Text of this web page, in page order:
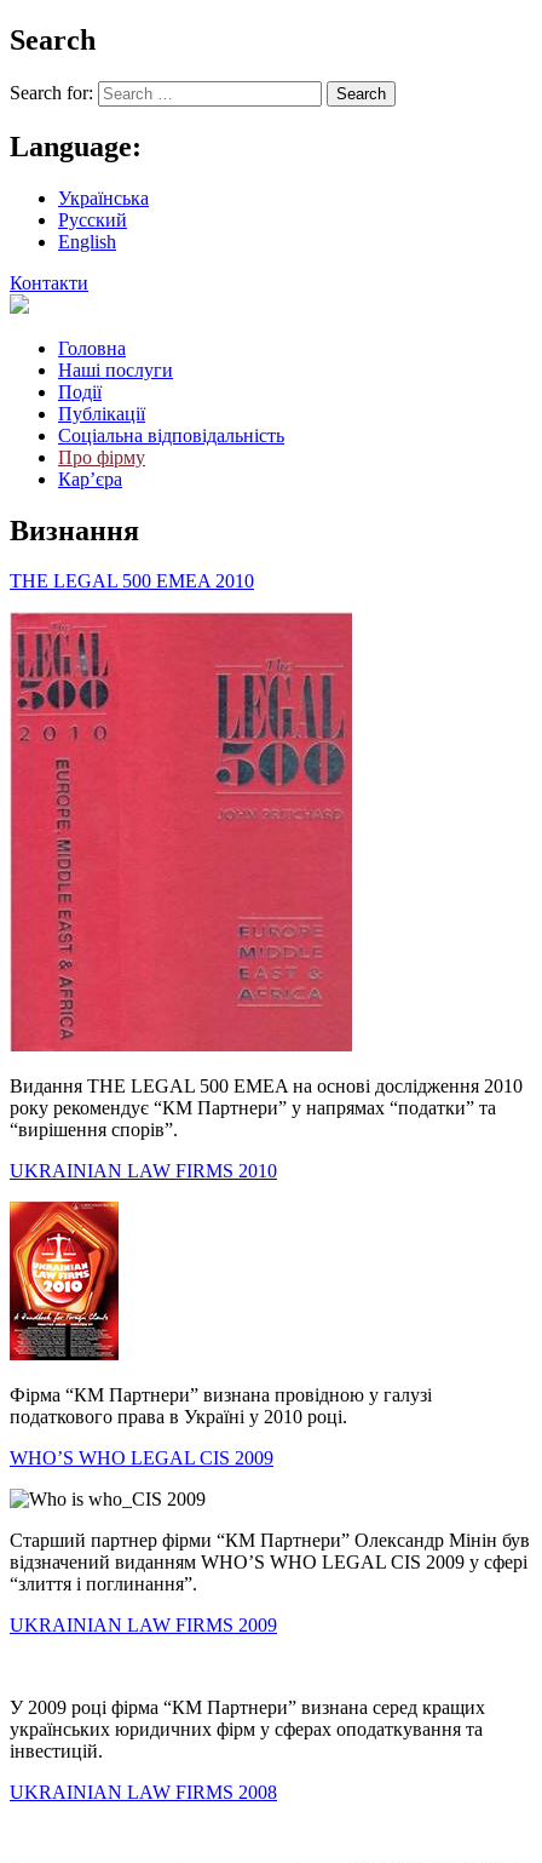
Search
Search for:
Language:
Українська
Русский
English
Контакти
Головна
Наші послуги
Події
Публікації
Соціальна відповідальність
Про фiрму
Кар’єра
Визнання
THE LEGAL 500 EMEA 2010
Видання THE LEGAL 500 EMEA на основі дослідження 2010
року рекомендує “КМ Партнери” у напрямах “податки” та
“вирішення спорів”.
UKRAINIAN LAW FIRMS 2010
Фірма “КМ Партнери” визнана провідною у галузі
податкового права в Україні у 2010 році.
WHO’S WHO LEGAL CIS 2009
Старший партнер фірми “КМ Партнери” Олександр Мінін був
відзначений виданням WHO’S WHO LEGAL CIS 2009 у сфері
“злиття і поглинання”.
UKRAINIAN LAW FIRMS 2009
У 2009 році фірма “КМ Партнери” визнана серед кращих
українських юридичних фірм у сферах оподаткування та
інвестицій.
UKRAINIAN LAW FIRMS 2008